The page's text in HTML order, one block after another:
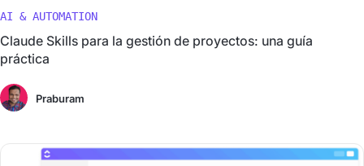
AI & AUTOMATION
Claude Skills para la gestión de proyectos: una guía
práctica
Praburam